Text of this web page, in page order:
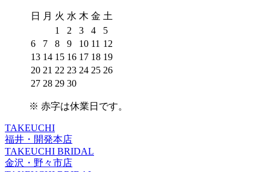
日 月 火 水 木 金 土
1
2 3 4
5
6
7 8 9 10 11 12
13 14 15 16 17 18 19
20 21 22 23 24 25 26
27 28 29 30
※ 赤字は休業日 です。
TAKEUCHI
福井・開発本店
TAKEUCHI BRIDAL
金沢・野々市店